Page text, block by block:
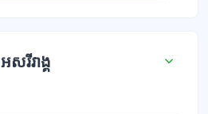
រីរាង្គ